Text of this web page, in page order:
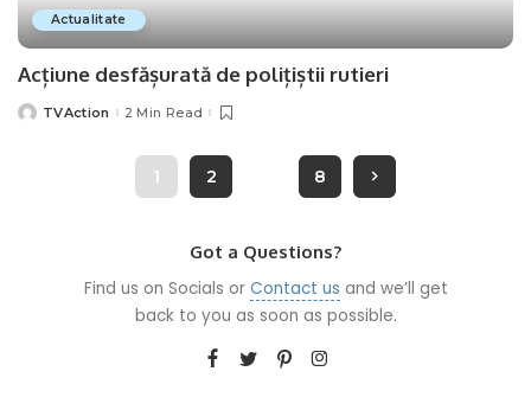
Actualitate
Acțiune desfășurată de polițiștii rutieri
PostedTVAction 2 Min Read
1 2 8
Got a Questions?
Find us on Socials or Contact us and we’ll get
back to you as soon as possible.